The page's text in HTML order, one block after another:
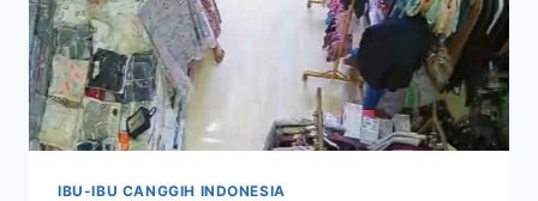
IBU-IBU CANGGIH INDONESIA